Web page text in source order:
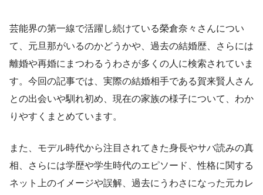
芸能界の第一線で活躍し続けている榮倉奈々さんについ
て、元旦那がいるのかどうかや、過去の結婚歴、さらには
離婚や再婚にまつわるうわさが多くの人に検索されていま
す。今回の記事では、実際の結婚相手である賀来賢人さん
との出会いや馴れ初め、現在の家族の様子について、わか
りやすくまとめています。
また、モデル時代から注目されてきた身長やサバ読みの真
相、さらには学歴や学生時代のエピソード、性格に関する
ネット上のイメージや誤解、過去にうわさになった元カレ